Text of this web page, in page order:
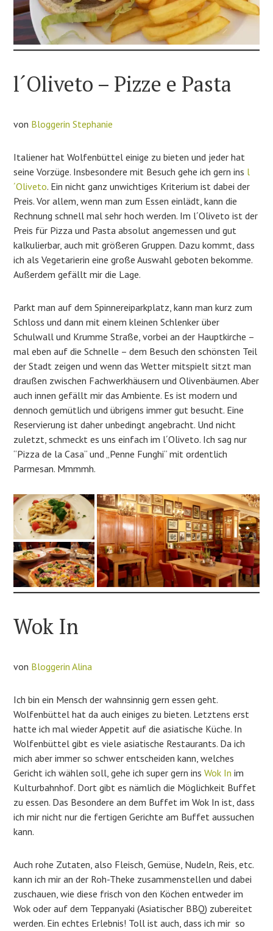
l´Oliveto – Pizze e Pasta
von Bloggerin Stephanie
Italiener hat Wolfenbüttel einige zu bieten und jeder hat
seine Vorzüge. Insbesondere mit Besuch gehe ich gern ins l
´Oliveto. Ein nicht ganz unwichtiges Kriterium ist dabei der
Preis. Vor allem, wenn man zum Essen einlädt, kann die
Rechnung schnell mal sehr hoch werden. Im l´Oliveto ist der
Preis für Pizza und Pasta absolut angemessen und gut
kalkulierbar, auch mit größeren Gruppen. Dazu kommt, dass
ich als Vegetarierin eine große Auswahl geboten bekomme.
Außerdem gefällt mir die Lage.
Parkt man auf dem Spinnereiparkplatz, kann man kurz zum
Schloss und dann mit einem kleinen Schlenker über
Schulwall und Krumme Straße, vorbei an der Hauptkirche –
mal eben auf die Schnelle – dem Besuch den schönsten Teil
der Stadt zeigen und wenn das Wetter mitspielt sitzt man
draußen zwischen Fachwerkhäusern und Olivenbäumen. Aber
auch innen gefällt mir das Ambiente. Es ist modern und
dennoch gemütlich und übrigens immer gut besucht. Eine
Reservierung ist daher unbedingt angebracht. Und nicht
zuletzt, schmeckt es uns einfach im l´Oliveto. Ich sag nur
“Pizza de la Casa“ und „Penne Funghi“ mit ordentlich
Parmesan. Mmmmh.
Wok In
von Bloggerin Alina
Ich bin ein Mensch der wahnsinnig gern essen geht.
Wolfenbüttel hat da auch einiges zu bieten. Letztens erst
hatte ich mal wieder Appetit auf die asiatische Küche. In
Wolfenbüttel gibt es viele asiatische Restaurants. Da ich
mich aber immer so schwer entscheiden kann, welches
Gericht ich wählen soll, gehe ich super gern insWok In im
Kulturbahnhof. Dort gibt es nämlich die Möglichkeit Buffet
zu essen. Das Besondere an dem Buffet im Wok In ist, dass
ich mir nicht nur die fertigen Gerichte am Buffet aussuchen
kann.
Auch rohe Zutaten, also Fleisch, Gemüse, Nudeln, Reis, etc.
kann ich mir an der Roh-Theke zusammenstellen und dabei
zuschauen, wie diese frisch von den Köchen entweder im
Wok oder auf dem Teppanyaki (Asiatischer BBQ) zubereitet
werden. Ein echtes Erlebnis! Toll ist auch, dass ich mir so